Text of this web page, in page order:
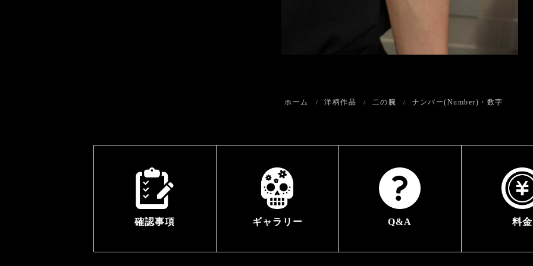
ホーム 洋柄作品 二の腕 ナンバー(Number)・数字
確認事項 ギャラリー Q&A 料金